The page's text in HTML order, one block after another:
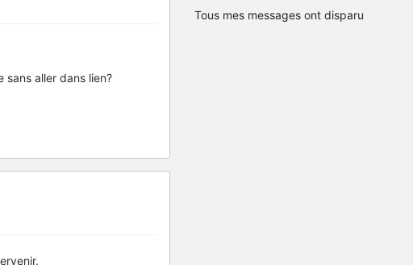
aller dans lien?
Tous mes messages ont disparu